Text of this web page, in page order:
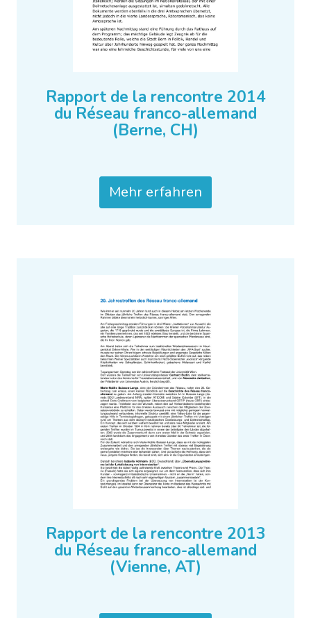
Rapport de la rencontre 2014
du Réseau franco-allemand
(Berne, CH)
Mehr erfahren
Rapport de la rencontre 2013
du Réseau franco-allemand
(Vienne, AT)